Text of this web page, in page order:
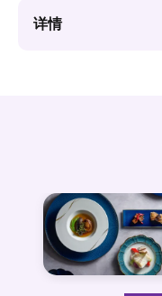
详情
图
像滋味之旅